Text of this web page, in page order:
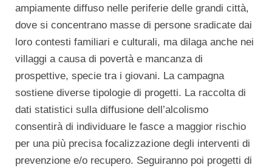
ampiamente diffuso nelle periferie delle grandi città,
dove si concentrano masse di persone sradicate dai
loro contesti familiari e culturali, ma dilaga anche nei
villaggi a causa di povertà e mancanza di
prospettive, specie tra i giovani. La campagna
sostiene diverse tipologie di progetti. La raccolta di
dati statistici sulla diffusione dell’alcolismo
consentirà di individuare le fasce a maggior rischio
per una più precisa focalizzazione degli interventi di
prevenzione e/o recupero. Seguiranno poi progetti di